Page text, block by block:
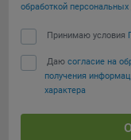
обработкой
Принимаю условия
Даю согласие на
получения
характера